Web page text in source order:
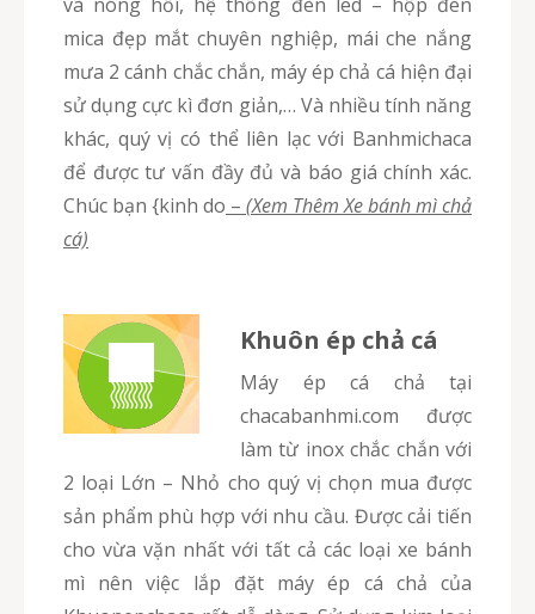
mica đẹp mắt chuyên nghiệp, mái che nắng
mưa 2 cánh chắc chắn, máy ép chả cá hiện đại
sử dụng cực kì đơn giản,… Và nhiều tính năng
khác, quý vị có thể liên lạc với Banhmichaca
để được tư vấn đầy đủ và báo giá chính xác.
Chúc bạn {kinh do – (Xem Thêm Xe bánh mì chả
cá)
Khuôn ép chả cá
Máy ép cá chả tại
chacabanhmi.com được
làm từ inox chắc chắn với
2 loại Lớn – Nhỏ cho quý vị chọn mua được
sản phẩm phù hợp với nhu cầu. Được cải tiến
cho vừa vặn nhất với tất cả các loại xe bánh
mì nên việc lắp đặt máy ép cá chả của